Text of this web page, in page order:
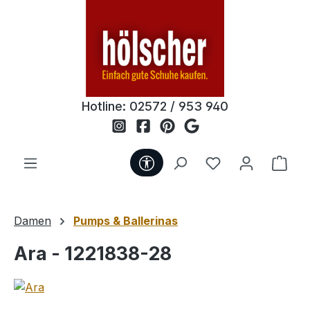
Hotline: 02572 / 953 940
Werkzeugleiste anzeigen
Du hast 0
Damen Pumps & Ballerinas
Ara - 1221838-28